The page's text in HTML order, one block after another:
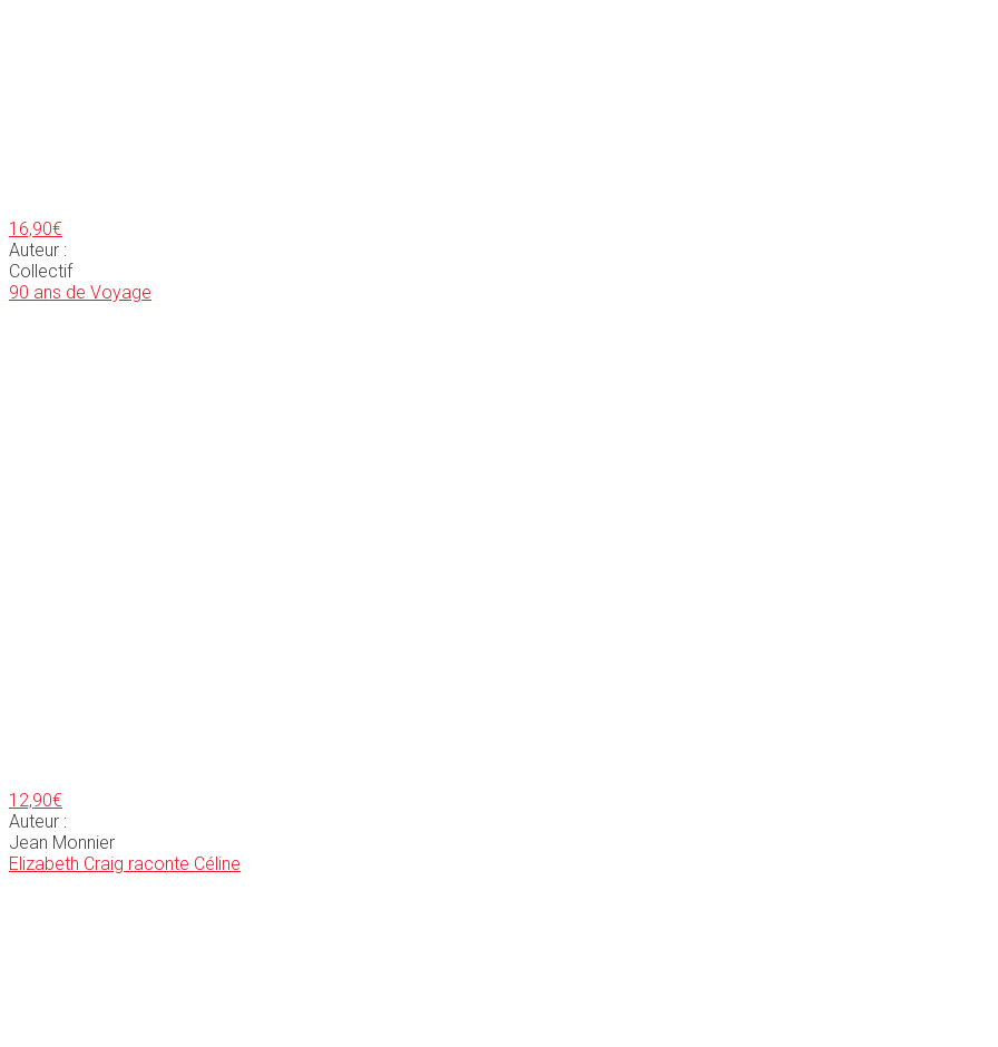
16,90€
Auteur :
Collectif
90 ans de Voyage
12,90€
Auteur :
Jean Monnier
Elizabeth Craig raconte Céline